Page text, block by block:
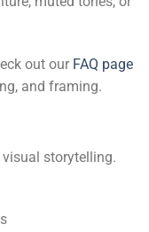
out our FAQ page
and framing.
visual storytelling.